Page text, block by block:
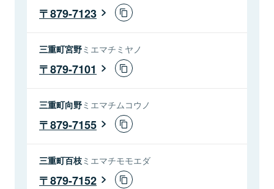
879-7123
三重町宮野ミエマチミヤノ
879-7101
三重町向野ミエマチムコウノ
879-7155
三重町百枝ミエマチモモエダ
879-7152